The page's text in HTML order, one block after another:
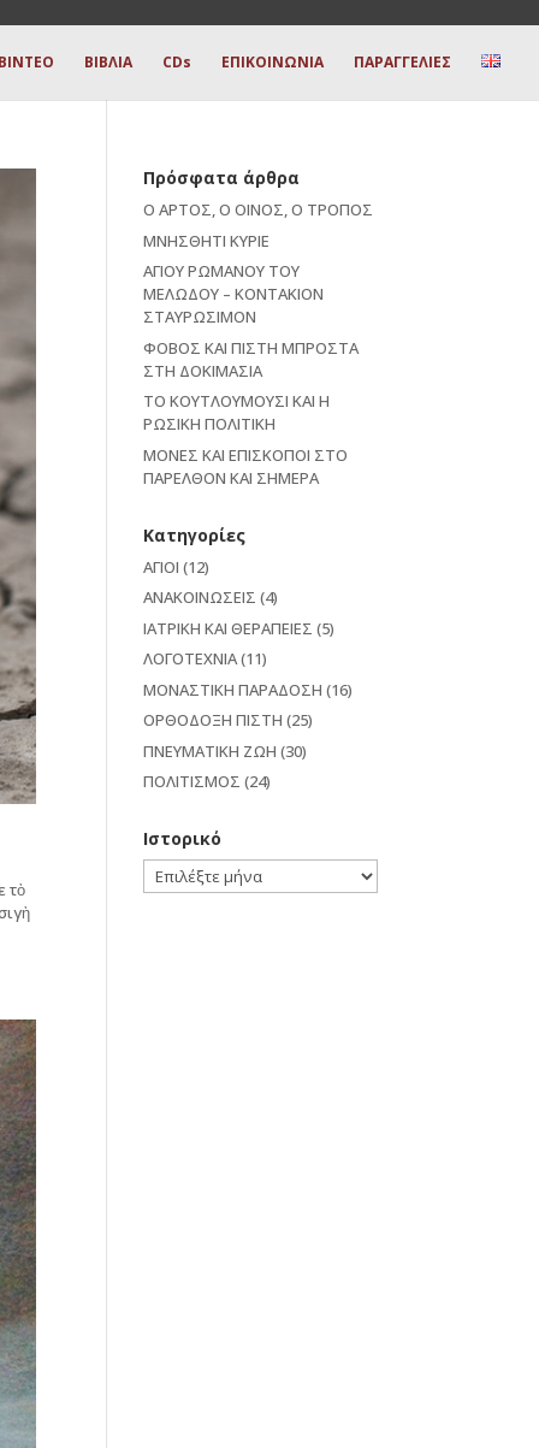
ΒΙΒΛΙΑ CDs ΕΠΙΚΟΙΝΩΝΙΑ ΠΑΡΑΓΓΕΛΙΕΣ
τὸ
Πρόσφατα άρθρα
Ο ΑΡΤΟΣ, Ο ΟΙΝΟΣ, Ο ΤΡΟΠΟΣ
ΜΝΗΣΘΗΤΙ ΚΥΡΙΕ
ΑΓΙΟΥ ΡΩΜΑΝΟΥ ΤΟΥ
ΜΕΛΩΔΟΥ – ΚΟΝΤΑΚΙΟΝ
ΣΤΑΥΡΩΣΙΜΟΝ
ΦΟΒΟΣ ΚΑΙ ΠΙΣΤΗ ΜΠΡΟΣΤΑ
ΣΤΗ ΔΟΚΙΜΑΣΙΑ
ΤΟ ΚΟΥΤΛΟΥΜΟΥΣΙ ΚΑΙ Η
ΡΩΣΙΚΗ ΠΟΛΙΤΙΚΗ
ΜΟΝΕΣ ΚΑΙ ΕΠΙΣΚΟΠΟΙ ΣΤΟ
ΠΑΡΕΛΘΟΝ ΚΑΙ ΣΗΜΕΡΑ
Kατηγορίες
ΑΓΙΟΙ (12)
ΑΝΑΚΟΙΝΩΣΕΙΣ (4)
ΙΑΤΡΙΚΗ ΚΑΙ ΘΕΡΑΠΕΙΕΣ (5)
ΛΟΓΟΤΕΧΝΙΑ(11)
ΜΟΝΑΣΤΙΚΗ ΠΑΡΑΔΟΣΗ (16)
ΟΡΘΟΔΟΞΗ ΠΙΣΤΗ (25)
ΠΝΕΥΜΑΤΙΚΗ ΖΩΗ (30)
ΠΟΛΙΤΙΣΜΟΣ (24)
Ιστορικό
Ιστορικό